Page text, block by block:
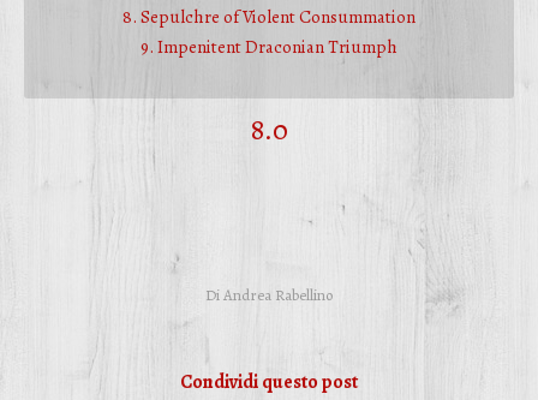
8. Sepulchre of Violent Consummation
9. Impenitent Draconian Triumph
8.0
DiAndrea Rabellino
Condividi questo post